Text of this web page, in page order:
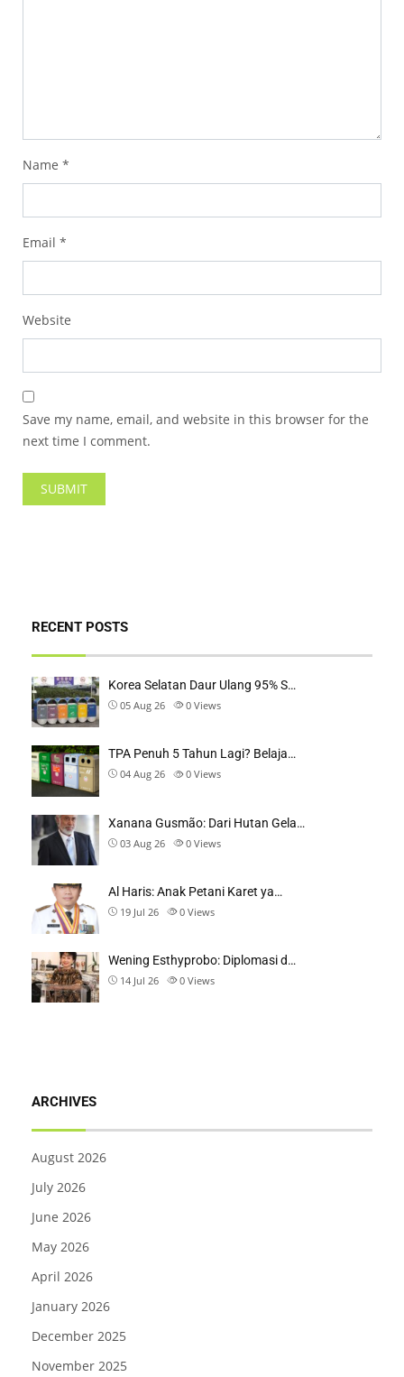
Name *
Email *
Website
Save my name, email, and website in this browser for the
next time I comment.
RECENT POSTS
Korea Selatan Daur Ulang 95% S…
05 Aug 26 0 Views
TPA Penuh 5 Tahun Lagi? Belaja…
04 Aug 26 0 Views
Xanana Gusmão: Dari Hutan Gela…
03 Aug 26 0 Views
Al Haris: Anak Petani Karet ya…
19 Jul 26 0 Views
Wening Esthyprobo: Diplomasi d…
14 Jul 26 0 Views
ARCHIVES
August 2026
July 2026
June 2026
May 2026
April 2026
January 2026
December 2025
November 2025